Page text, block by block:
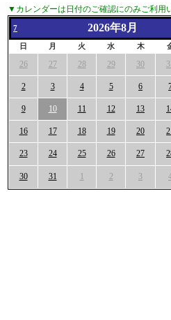
▼カレンダーは日付のご確認にのみご利用
7 2026年8月
日 月 火 水 木
26 27 28 29 30 31
2 3 4 5 6
9 10 11 12 13
16 17 18 19 20
23 24 25 26 27
30 31 1 2 3